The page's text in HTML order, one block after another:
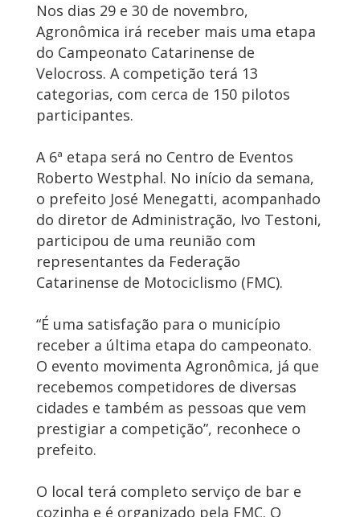
Nos dias 29 e 30 de novembro,
Agronômica irá receber mais uma etapa
do Campeonato Catarinense de
Velocross. A competição terá 13
categorias, com cerca de 150 pilotos
participantes.
A 6ª etapa será no Centro de Eventos
Roberto Westphal. No início da semana,
o prefeito José Menegatti, acompanhado
do diretor de Administração, Ivo Testoni,
participou de uma reunião com
representantes da Federação
Catarinense de Motociclismo (FMC).
“É uma satisfação para o município
receber a última etapa do campeonato.
O evento movimenta Agronômica, já que
recebemos competidores de diversas
cidades e também as pessoas que vem
prestigiar a competição”, reconhece o
prefeito.
O local terá completo serviço de bar e
cozinha e é organizado pela FMC. O